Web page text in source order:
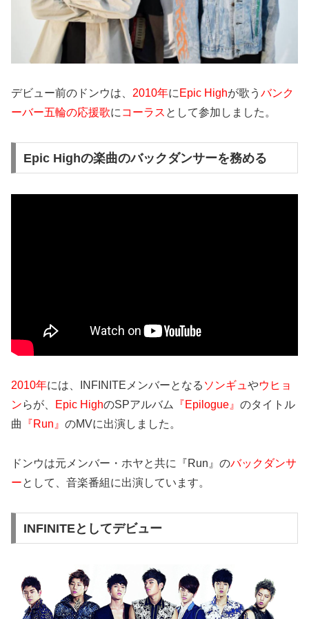
デビュー前のドンウは、 2010年に Epic Highが歌う バンク
ーバー五輪の応援歌に コーラス として参加しました。
Epic Highの楽曲のバックダンサーを務める
2010年には、INFINITEメンバーとなる ソンギュ やウヒョ
ンらが、 Epic HighのSPアルバム 『Epilogue』 のタイトル
曲
『Run』 のMVに出演しました。
ドンウは元メンバー・ホヤと共に『Run』のバックダンサ
ーとして、音楽番組に出演しています。
INFINITEとしてデビュー